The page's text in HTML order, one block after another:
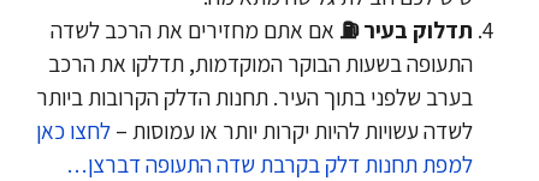
תדלוק בעיר ⛽️אם אתם מחזירים את הרכב לשדה
התעופה בשעות הבוקר המוקדמות, תדלקו את הרכב
בערב שלפני בתוך העיר. תחנות הדלק הקרובות ביותר
לשדה עשויות להיות יקרות יותר או עמוסות –לחצו כאן
למפת תחנות דלק בקרבת שדה התעופה דברצן…